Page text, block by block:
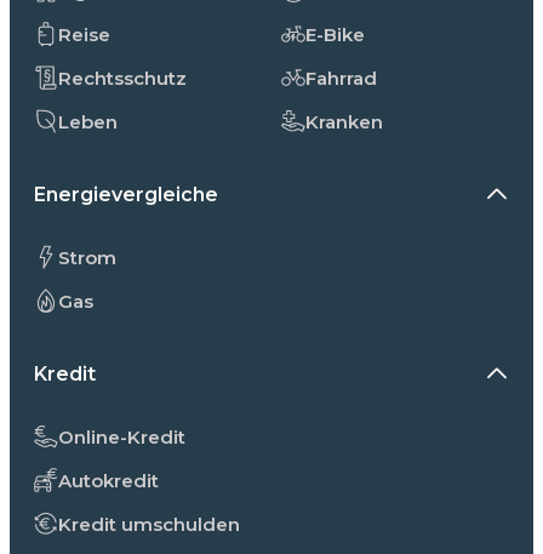
Reise
Rechtsschutz
Leben
E-Bike
Fahrrad
Kranken
Energievergleiche
Strom
Gas
Kredit
Online-Kredit
Autokredit
Kredit umschulden